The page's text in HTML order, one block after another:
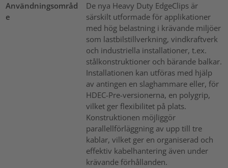
Användningsområd
e
De nya Heavy Duty EdgeClips är
särskilt utformade för applikationer
med hög belastning i krävande miljöer
som lastbilstillverkning, vindkraftverk
och industriella installationer, t.ex.
stålkonstruktioner och bärande balkar.
Installationen kan utföras med hjälp
av antingen en slaghammare eller, för
HDEC-Pre-versionerna, en polygrip,
vilket ger flexibilitet på plats.
Konstruktionen möjliggör
parallellförläggning av upp till tre
kablar, vilket ger en organiserad och
effektiv kabelhantering även under
krävande förhållanden.